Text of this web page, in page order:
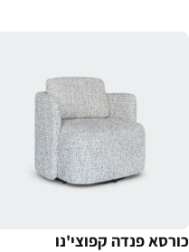
כורסא פנדה קפוצי'נו